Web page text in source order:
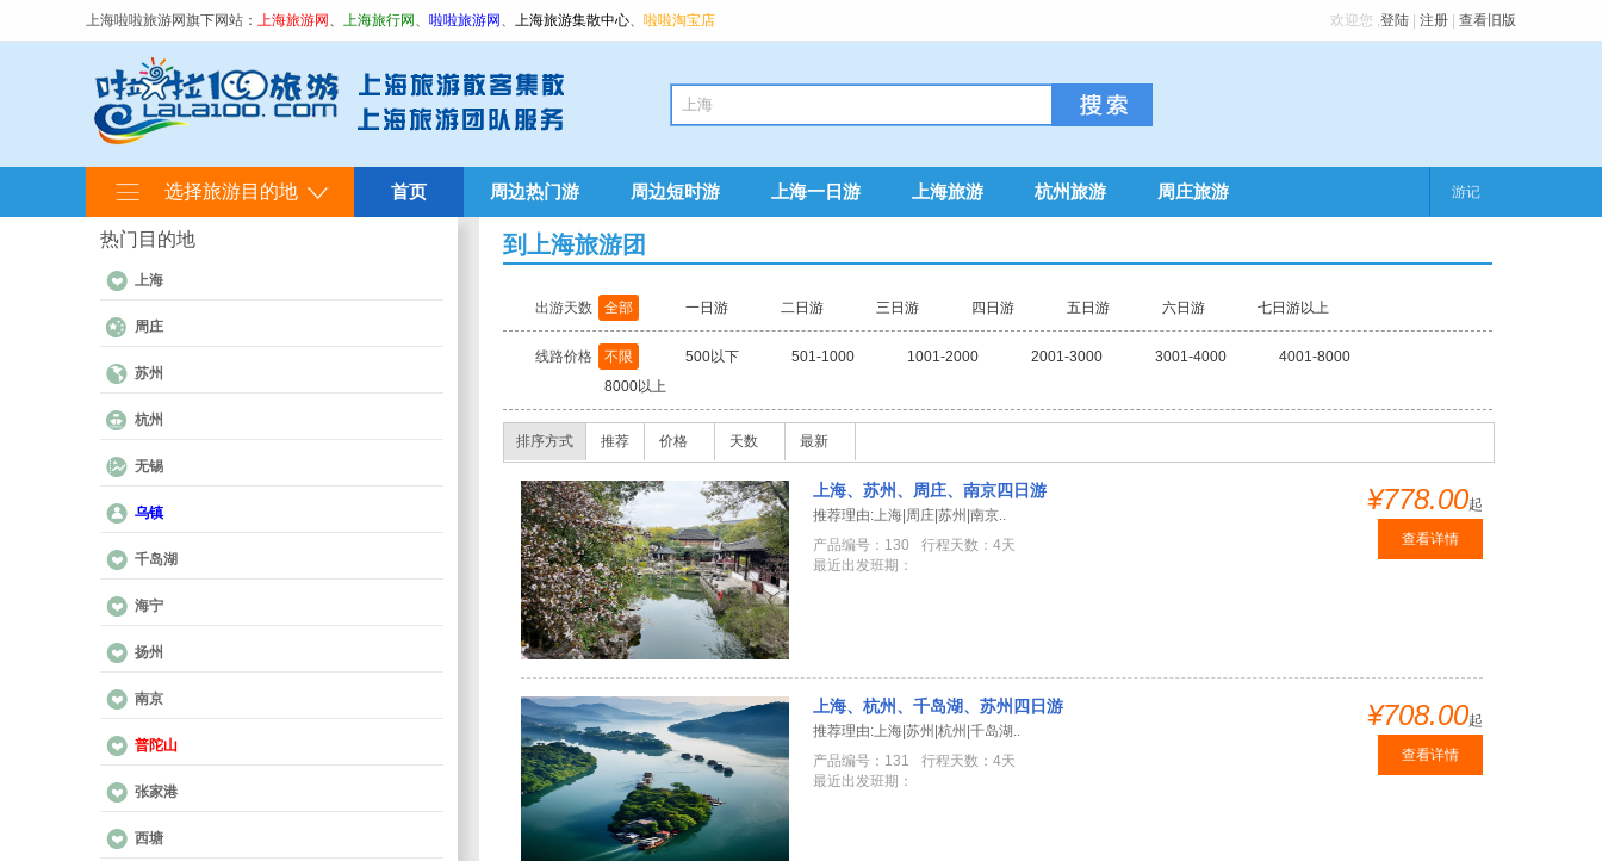
上海啦啦旅游网旗下网站： 上海旅游网 、 上海旅行网 、 啦啦旅游网 、 上海旅游集散中心、 啦啦淘宝店 欢迎您 ,登陆 注册 查看旧版
选择旅游目的地 首页 周边热门游 周边短时游 上海一日游 上海旅游 杭州旅游 周庄旅游 游记
热门目的地
上海
周庄
苏州
杭州
无锡
乌镇
千岛湖
海宁
扬州
南京
普陀山
张家港
西塘
到上海旅游团
出游天数 全部 一日游 二日游 三日游 四日游 五日游 六日游 七日游以上
线路价格 不限 500以下 501-1000 1001-2000 2001-3000 3001-4000
4001-8000
8000以上
排序方式 推荐 价格 天数 最新
上海、苏州、周庄、南京四日游
推荐理由:上海|周庄|苏州|南京..
产品编号：130
行程天数：4天
最近出发班期：
¥778.00起
查看详情
上海、杭州、千岛湖、苏州四日游
推荐理由:上海|苏州|杭州|千岛湖..
产品编号：131
行程天数：4天
最近出发班期：
¥708.00起
查看详情